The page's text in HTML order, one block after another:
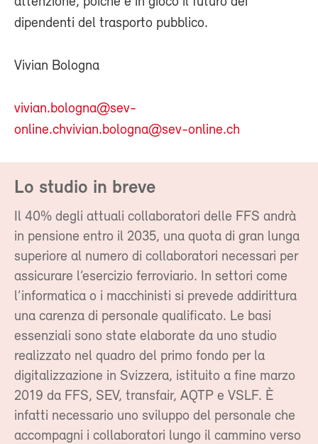
dipendenti del trasporto pubblico.
Vivian Bologna
vivian.bologna@sev-
online.chvivian.bologna@sev-online.ch
Lo studio in breve
Il 40% degli attuali collaboratori delle FFS andrà
in pensione entro il 2035, una quota di gran lunga
superiore al numero di collaboratori necessari per
assicurare l’esercizio ferroviario. In settori come
l’informatica o i macchinisti si prevede addirittura
una carenza di personale qualificato. Le basi
essenziali sono state elaborate da uno studio
realizzato nel quadro del primo fondo per la
digitalizzazione in Svizzera, istituito a fine marzo
2019 da FFS, SEV, transfair, AQTP e VSLF. È
infatti necessario uno sviluppo del personale che
accompagni i collaboratori lungo il cammino verso